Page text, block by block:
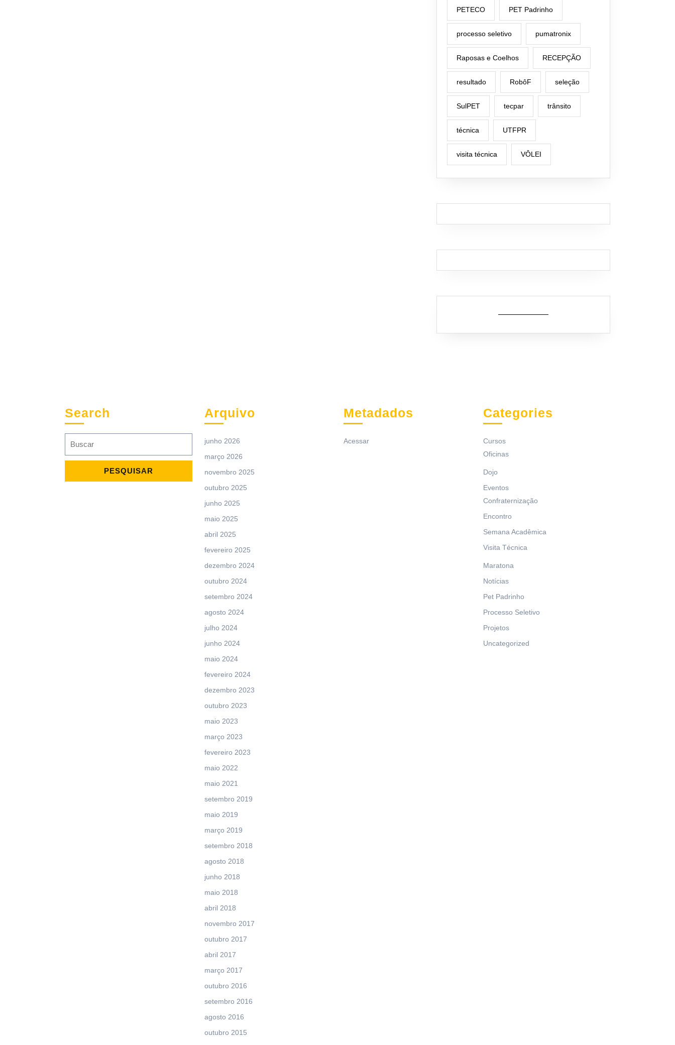
PETECO PET Padrinho
processo seletivo pumatronix
Raposas e Coelhos RECEPÇÃO
resultado RobôF seleção
SulPET tecpar trânsito
técnica UTFPR
visita técnica VÔLEI
Search
for:
Arquivo
junho 2026
março 2026
novembro 2025
outubro 2025
junho 2025
maio 2025
abril 2025
fevereiro 2025
dezembro 2024
outubro 2024
setembro 2024
agosto 2024
julho 2024
junho 2024
maio 2024
fevereiro 2024
dezembro 2023
outubro 2023
maio 2023
março 2023
fevereiro 2023
maio 2022
maio 2021
setembro 2019
maio 2019
março 2019
setembro 2018
agosto 2018
junho 2018
maio 2018
abril 2018
novembro 2017
outubro 2017
abril 2017
março 2017
outubro 2016
setembro 2016
agosto 2016
outubro 2015
Metadados
Acessar
Categories
Cursos
Oficinas
Dojo
Eventos
Confraternização
Encontro
Semana Acadêmica
Visita Técnica
Maratona
Notícias
Pet Padrinho
Processo Seletivo
Projetos
Uncategorized